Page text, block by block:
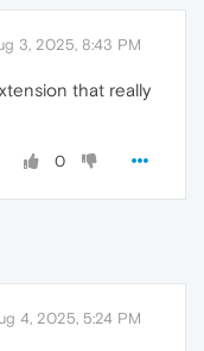
3, 2025, 8:43 PM
that really
0
4, 2025, 5:24 PM